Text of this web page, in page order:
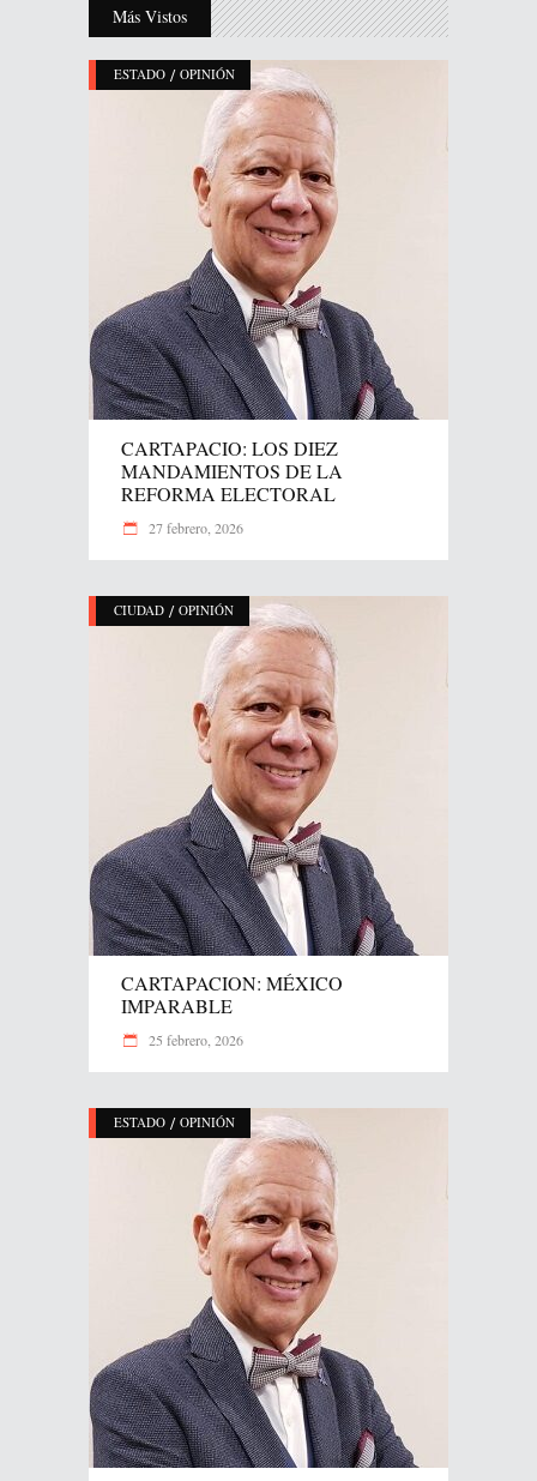
Más Vistos
ESTADO / OPINIÓN
CARTAPACIO: LOS DIEZ
MANDAMIENTOS DE LA
REFORMA ELECTORAL
27 febrero, 2026
CIUDAD / OPINIÓN
CARTAPACION: MÉXICO
IMPARABLE
25 febrero, 2026
ESTADO / OPINIÓN